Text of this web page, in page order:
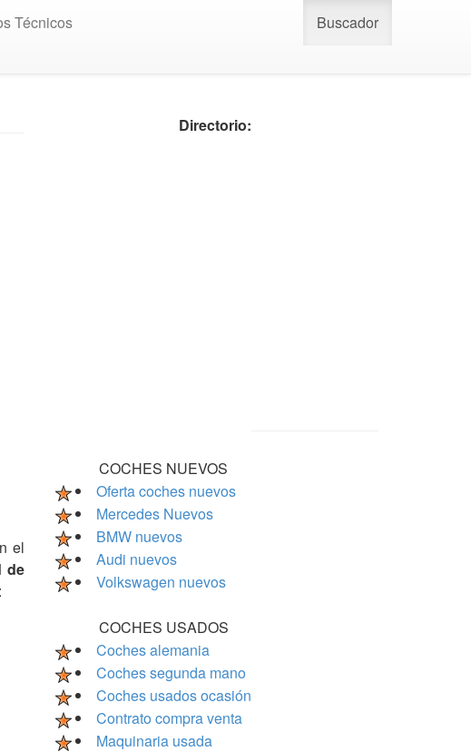
Técnicos Buscador
el
de
Directorio:
COCHES NUEVOS
Oferta coches nuevos
Mercedes Nuevos
BMW nuevos
Audi nuevos
Volkswagen nuevos
COCHES USADOS
Coches alemania
Coches segunda mano
Coches usados ocasión
Contrato compra venta
Maquinaria usada